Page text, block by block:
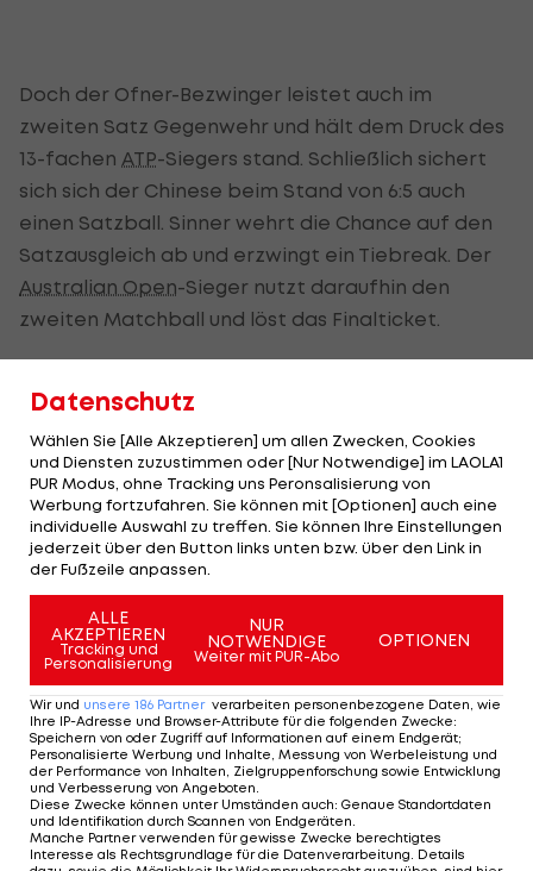
Doch der Ofner-Bezwinger leistet auch im
zweiten Satz Gegenwehr und hält dem Druck des
13-fachen ATP-Siegers stand. Schließlich sichert
sich sich der Chinese beim Stand von 6:5 auch
einen Satzball. Sinner wehrt die Chance auf den
Satzausgleich ab und erzwingt ein Tiebreak. Der
Australian Open-Sieger nutzt daraufhin den
zweiten Matchball und löst das Finalticket.
Zverev verpasst dritten Finaleinzug
Alexander Zverevmuss hingegen weiterhin auf
seinen ersten Halle-Titel warten. Der Deutsche
kassiert eine 6:7(2), 4:6-Pleite gegen den
achtfachenATP-Titelsieger Hubert Hurkacz (POL).
Zverev sichert sich im ersten Satz beim Stand von
3:3 vier Breakbälle, doch kann diese Breakchancen
nicht ausnützen. Daraufhin entscheidet Hurkacz,
der mit 17 Assen brilliert, den Tiebreak klar für sich.
Im zweiten Satz muss der Hamburger sein Service
zum 1:2 abgeben. Fortan dominiert Hurkacz seine
Aufschlagspiele und zieht nach 1:34 Stunden zum
zweiten Mal nach seinem Triumph von 2022 in das
Datenschutz
Wählen Sie [Alle Akzeptieren] um allen Zwecken, Cookies
und Diensten zuzustimmen oder [Nur Notwendige] im LAOLA1
PUR Modus, ohne Tracking uns Peronsalisierung von
Werbung fortzufahren. Sie können mit [Optionen] auch eine
individuelle Auswahl zu treffen. Sie können Ihre Einstellungen
jederzeit über den Button links unten bzw. über den Link in
der Fußzeile anpassen.
ALLE
AKZEPTIEREN
Tracking und
Personalisierung
NUR
NOTWENDIGE
Weiter mit PUR-Abo
OPTIONEN
Wir und unsere 186 Partner verarbeiten personenbezogene Daten, wie
Ihre IP-Adresse und Browser-Attribute für die folgenden Zwecke:
Speichern von oder Zugriff auf Informationen auf einem Endgerät;
Personalisierte Werbung und Inhalte, Messung von Werbeleistung und
der Performance von Inhalten, Zielgruppenforschung sowie Entwicklung
und Verbesserung von Angeboten.
Diese Zwecke können unter Umständen auch: Genaue Standortdaten
und Identifikation durch Scannen von Endgeräten.
Manche Partner verwenden für gewisse Zwecke berechtigtes
Interesse als Rechtsgrundlage für die Datenverarbeitung. Details